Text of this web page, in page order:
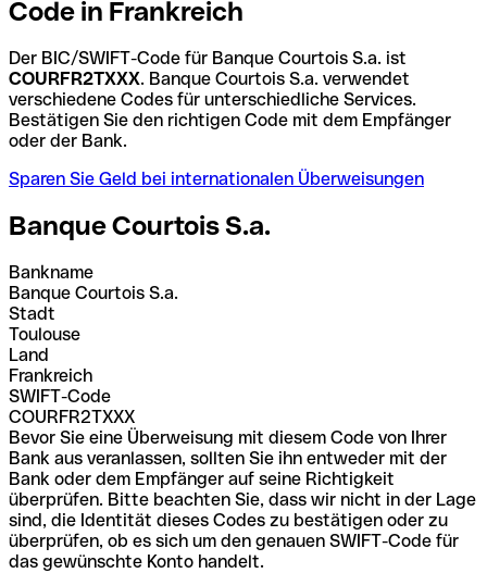
Code in Frankreich
Der BIC/SWIFT-Code für Banque Courtois S.a. ist
COURFR2TXXX. Banque Courtois S.a. verwendet
verschiedene Codes für unterschiedliche Services.
Bestätigen Sie den richtigen Code mit dem Empfänger
oder der Bank.
Sparen Sie Geld bei internationalen Überweisungen
Banque Courtois S.a.
Bankname
Banque Courtois S.a.
Stadt
Toulouse
Land
Frankreich
SWIFT-Code
COURFR2TXXX
Bevor Sie eine Überweisung mit diesem Code von Ihrer
Bank aus veranlassen, sollten Sie ihn entweder mit der
Bank oder dem Empfänger auf seine Richtigkeit
überprüfen. Bitte beachten Sie, dass wir nicht in der Lage
sind, die Identität dieses Codes zu bestätigen oder zu
überprüfen, ob es sich um den genauen SWIFT-Code für
das gewünschte Konto handelt.